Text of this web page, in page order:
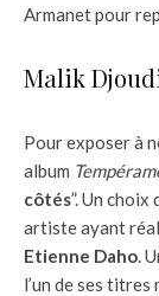
Armanet pour
Malik
Pour exposer à
album
côtés”. Un
artiste ayant
Etienne Daho.
l’un de ses titres